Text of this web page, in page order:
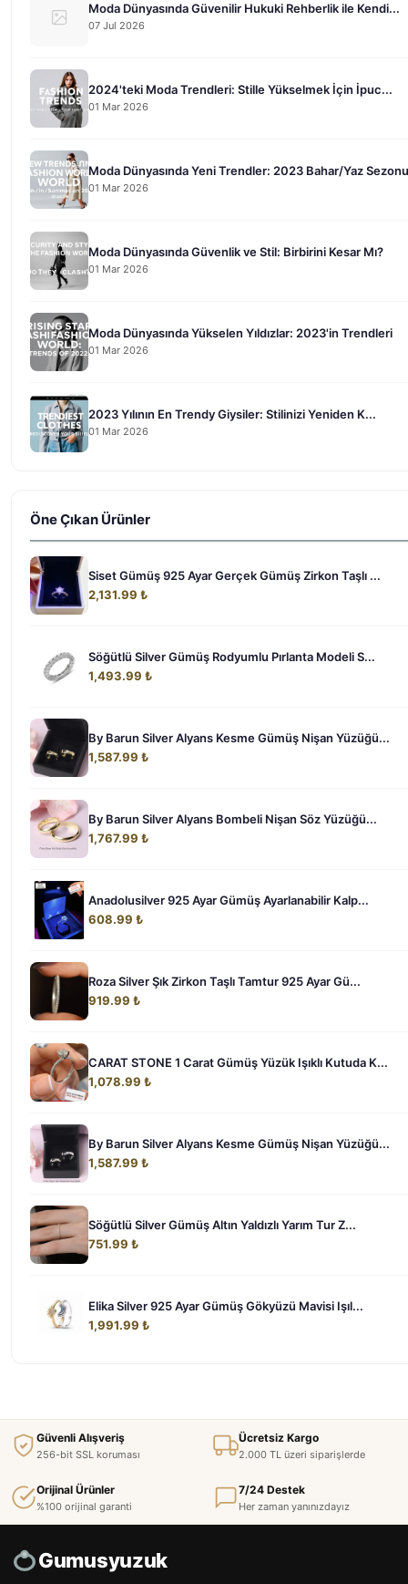
Moda Dünyasında Güvenilir Hukuki Rehberlik ile Kendi...
07 Jul 2026
2024'teki Moda Trendleri: Stille Yükselmek İçin İpuc...
01 Mar 2026
Moda Dünyasında Yeni Trendler: 2023 Bahar/Yaz Sezonu
01 Mar 2026
Moda Dünyasında Güvenlik ve Stil: Birbirini Kesar Mı?
01 Mar 2026
Moda Dünyasında Yükselen Yıldızlar: 2023'in Trendleri
01 Mar 2026
2023 Yılının En Trendy Giysiler: Stilinizi Yeniden K...
01 Mar 2026
Öne Çıkan Ürünler
Siset Gümüş 925 Ayar Gerçek Gümüş Zirkon Taşlı ...
2,131.99 ₺
Söğütlü Silver Gümüş Rodyumlu Pırlanta Modeli S...
1,493.99 ₺
By Barun Silver Alyans Kesme Gümüş Nişan Yüzüğü...
1,587.99 ₺
By Barun Silver Alyans Bombeli Nişan Söz Yüzüğü...
1,767.99 ₺
Anadolusilver 925 Ayar Gümüş Ayarlanabilir Kalp...
608.99 ₺
Roza Silver Şık Zirkon Taşlı Tamtur 925 Ayar Gü...
919.99 ₺
CARAT STONE 1 Carat Gümüş Yüzük Işıklı Kutuda K...
1,078.99 ₺
By Barun Silver Alyans Kesme Gümüş Nişan Yüzüğü...
1,587.99 ₺
Söğütlü Silver Gümüş Altın Yaldızlı Yarım Tur Z...
751.99 ₺
Elika Silver 925 Ayar Gümüş Gökyüzü Mavisi Işıl...
1,991.99 ₺
Güvenli Alışveriş
256-bit SSL koruması
Ücretsiz Kargo
2.000 TL üzeri siparişlerde
Orijinal Ürünler
%100 orijinal garanti
7/24 Destek
Her zaman yanınızdayız
Gumusyuzuk